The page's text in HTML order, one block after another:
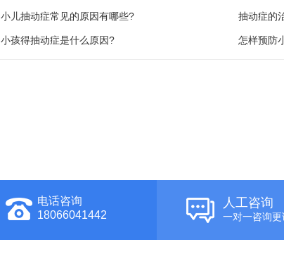
小儿抽动症常见的原因有哪些?
小孩得抽动症是什么原因?
抽动症的
怎样预防
电话咨询
18066041442
人工咨询
一对一咨询更